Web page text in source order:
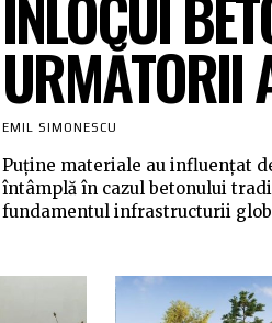
ÎNLOCUI
URMĂTORII
EMIL SIMONESCU
Puține materiale au influențat
întâmplă în cazul betonului
fundamentul infrastructurii